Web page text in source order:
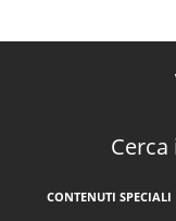
CONTENUTI SPECIALI